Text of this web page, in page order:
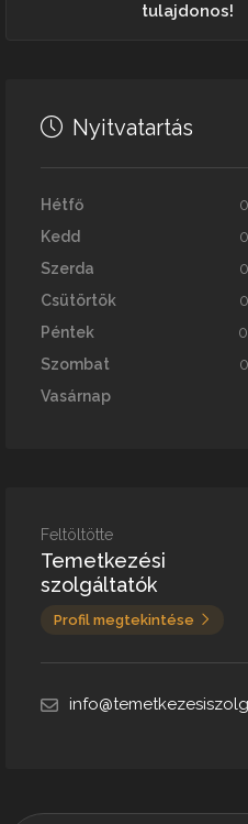
tulajdonos!
Nyitvatartás
Hétfő
Kedd
Szerda
Csütörtök
Péntek
Szombat
Vasárnap
Feltöltötte
Temetkezési
szolgáltatók
Profil megtekintése